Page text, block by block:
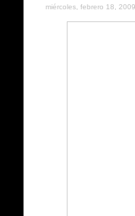
miércoles, febrero 18,